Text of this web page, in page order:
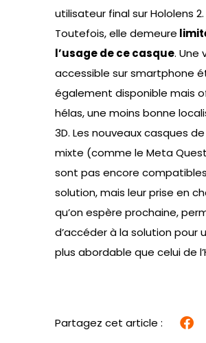
utilisateur final sur Hololens 2.
Toutefois, elle demeure
l’usage de ce casque. Une
accessible sur smartphone
également disponible mais
hélas, une moins bonne
3D. Les nouveaux casques
mixte (comme le Meta
sont pas encore
solution, mais leur prise en
qu’on espère prochaine,
d’accéder à la solution pour
plus abordable que celui de
Partagez cet article :